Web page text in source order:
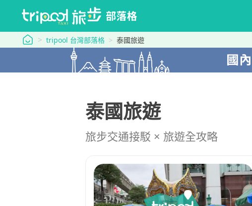
tripool 旅步tripool 台灣部落格 泰國旅遊
泰國旅遊
旅步交通接駁 × 旅遊全攻略